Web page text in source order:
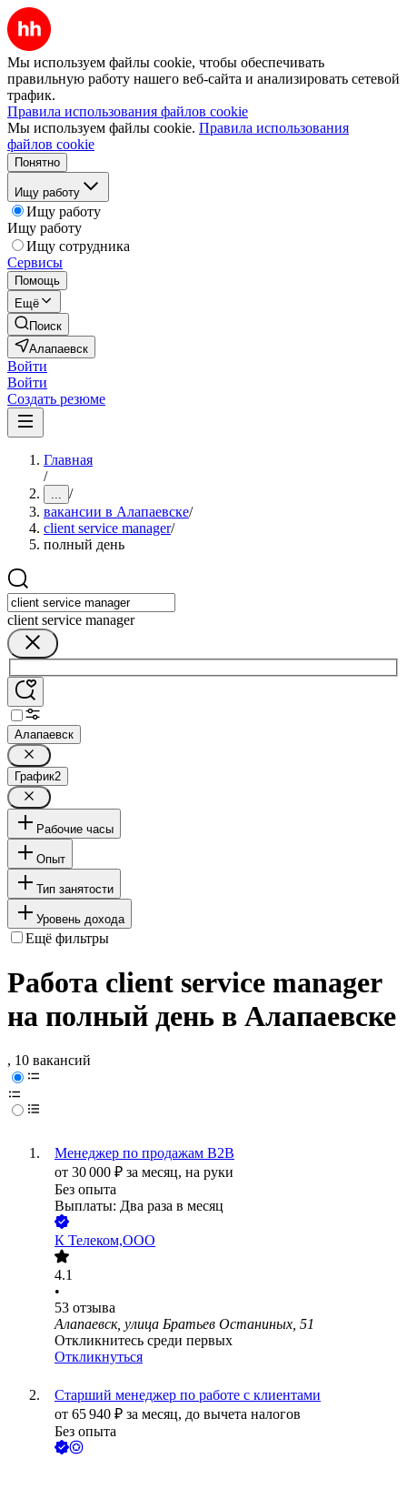
Мы используем файлы cookie, чтобы обеспечивать
правильную работу нашего веб-сайта и анализировать сетевой
трафик.
Правила использования файлов cookie
Мы используем файлы cookie. Правила использования
файлов cookie
Понятно
Ищу работу
Ищу работу
Ищу работу
Ищу сотрудника
Сервисы
Помощь
Ещё
Поиск
Алапаевск
Войти
Войти
Создать резюме
Главная
/
... /
вакансии в Алапаевске/
client service manager/
полный день
client service manager
Алапаевск
График2
Рабочие часы
Опыт
Тип занятости
Уровень дохода
Ещё фильтры
Работа client service manager
на полный день в Алапаевске
, 10 вакансий
Менеджер по продажам B2B
от 30 000 ₽ за месяц, на руки
Без опыта
Выплаты: Два раза в месяц
К Телеком,ООО
4.1
•
53 отзыва
Алапаевск, улица Братьев Останиных, 51
Откликнитесь среди первых
Откликнуться
Старший менеджер по работе с клиентами
от 65 940 ₽ за месяц, до вычета налогов
Без опыта